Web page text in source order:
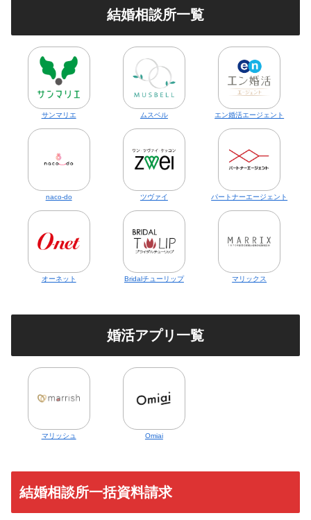
結婚相談所一覧
サンマリエ ムスベル エン婚活エージェント
naco-do ツヴァイ パートナーエージェント
オーネット Bridalチューリップ マリックス
婚活アプリ一覧
マリッシュ Omiai
結婚相談所一括資料請求